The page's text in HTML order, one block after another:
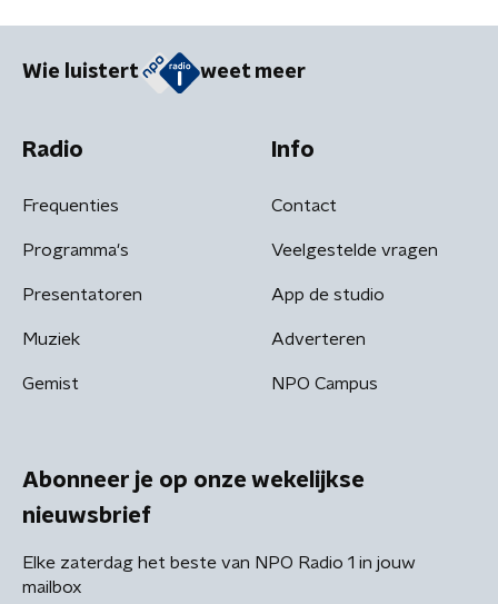
Wie luistert weet meer
Radio
Frequenties
Programma's
Presentatoren
Muziek
Gemist
Info
Contact
Veelgestelde vragen
App de studio
Adverteren
NPO Campus
Abonneer je op onze wekelijkse
nieuwsbrief
Elke zaterdag het beste van NPO Radio 1 in jouw
mailbox